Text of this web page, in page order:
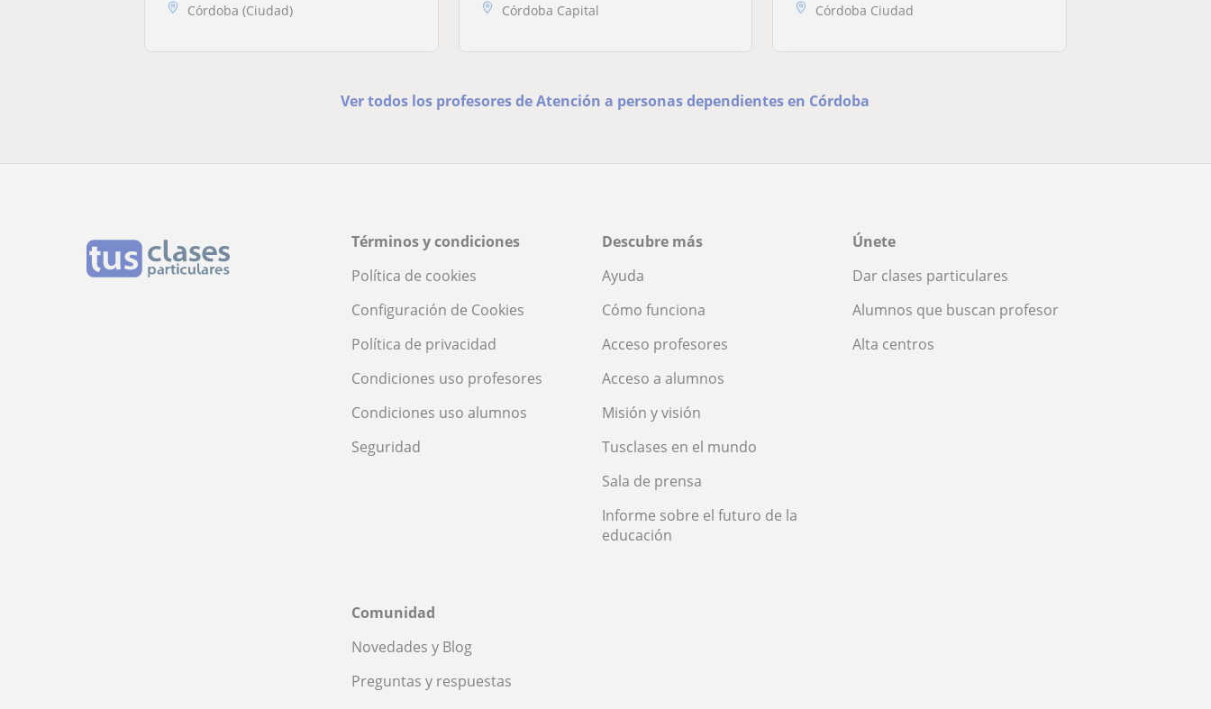
Córdoba (Ciudad) Córdoba Capital Córdoba Ciudad
Ver todos los profesores de Atención a personas dependientes en Córdoba
Términos y condiciones
Política de cookies
Configuración de Cookies
Política de privacidad
Condiciones uso profesores
Condiciones uso alumnos
Seguridad
Descubre más
Ayuda
Cómo funciona
Acceso profesores
Acceso a alumnos
Misión y visión
Tusclases en el mundo
Sala de prensa
Informe sobre el futuro de la
educación
Únete
Dar clases particulares
Alumnos que buscan profesor
Alta centros
Comunidad
Novedades y Blog
Preguntas y respuestas